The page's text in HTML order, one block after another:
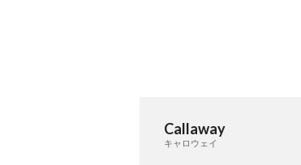
Callaway
キャロウェイ